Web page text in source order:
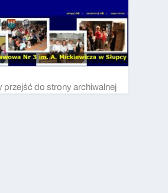
przejść do strony archiwalnej